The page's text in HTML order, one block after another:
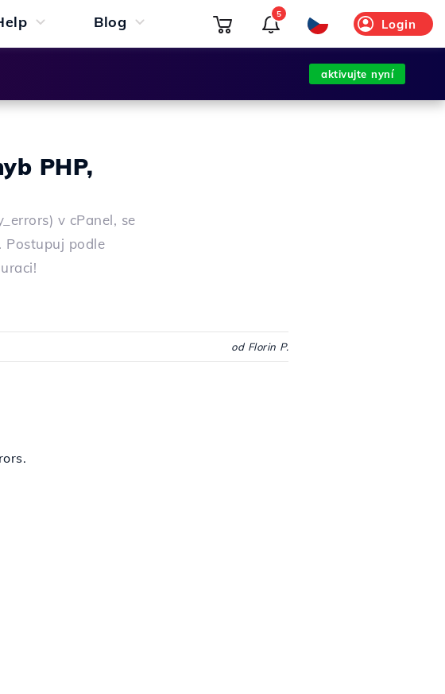
Blog Login
5
aktivujte nyní
PHP,
v cPanel, se
Postupuj podle
od Florin P.